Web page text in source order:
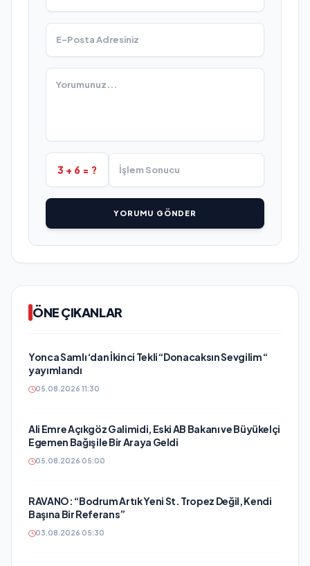
3 + 6 = ?
YORUMU GÖNDER
ÖNE ÇIKANLAR
Yonca Samlı ‘dan İkinci Tekli “Donacaksın Sevgilim “
yayımlandı
05.08.2026 11:30
Ali Emre Açıkgöz Galimidi, Eski AB Bakanı ve Büyükelçi
Egemen Bağış ile Bir Araya Geldi
05.08.2026 05:00
RAVANO: “Bodrum Artık Yeni St. Tropez Değil, Kendi
Başına Bir Referans”
03.08.2026 05:30